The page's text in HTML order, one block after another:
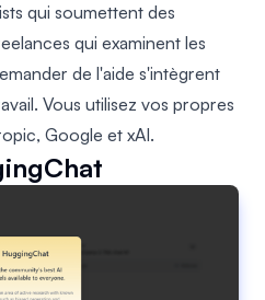
qui soumettent des
qui examinent les
de l'aide s'intègrent
Vous utilisez vos propres
Google et xAI.